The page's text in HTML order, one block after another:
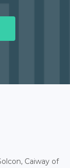
Caiway of